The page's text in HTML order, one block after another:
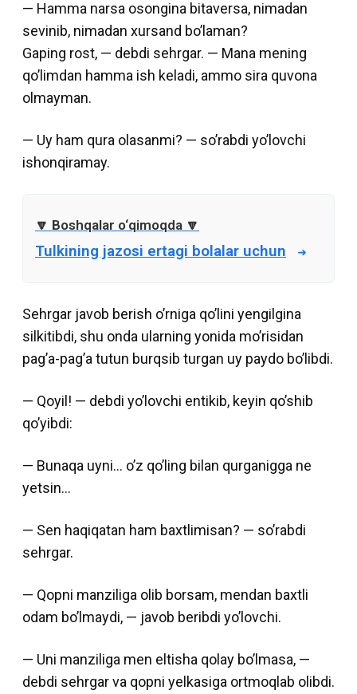
— Hamma narsa osongina bitaversa, nimadan
sevinib, nimadan xursand bo’laman?
Gaping rost, — debdi sehrgar. — Mana mening
qo’limdan hamma ish keladi, ammo sira quvona
olmayman.
— Uy ham qura olasanmi? — so’rabdi yo’lovchi
ishonqiramay.
Tulkining jazosi ertagi bolalar uchun
Sehrgar javob berish o’rniga qo’lini yengilgina
silkitibdi, shu onda ularning yonida mo’risidan
pag’a-pag’a tutun burqsib turgan uy paydo bo’libdi.
— Qoyil! — debdi yo’lovchi entikib, keyin qo’shib
qo’yibdi:
— Bunaqa uyni… o’z qo’ling bilan qurganigga ne
yetsin…
— Sen haqiqatan ham baxtlimisan? — so’rabdi
sehrgar.
— Qopni manziliga olib borsam, mendan baxtli
odam bo’lmaydi, — javob beribdi yo’lovchi.
— Uni manziliga men eltisha qolay bo’lmasa, —
debdi sehrgar va qopni yelkasiga ortmoqlab olibdi.